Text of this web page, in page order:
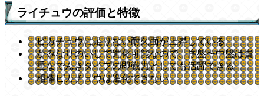
ライチュウの評価と特徴
ピカチュウに足りない耐久面が上昇している
かみなりのいしで進化可能なので、序盤〜中盤は貴
重なでんきタイプの即戦力としても活躍できる
相棒ピカチュウは進化できない